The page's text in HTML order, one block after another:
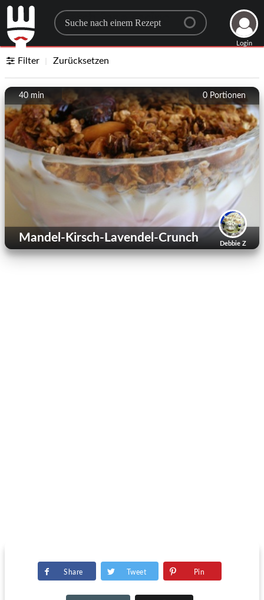
Search for a recipe
Login
Filter Zurücksetzen
0 Portionen
40 min
Debbie Z
Mandel-Kirsch-Lavendel-Crunch
Share Tweet Pin